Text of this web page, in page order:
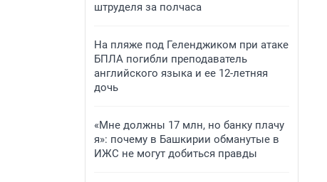
штруделя за полчаса
На пляже под Геленджиком при атаке
БПЛА погибли преподаватель
английского языка и ее 12-летняя
дочь
«Мне должны 17 млн, но банку плачу
я»: почему в Башкирии обманутые в
ИЖС не могут добиться правды